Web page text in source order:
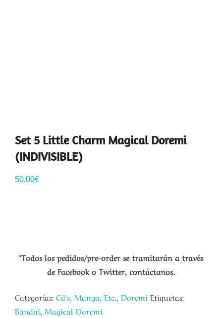
Set 5 Little Charm Magical Doremi
(INDIVISIBLE)
50,00€
*Todos los pedidos/pre-order se tramitarán a través
de Facebook o Twitter, contáctanos.
Categorías: Cd's, Manga, Etc., Doremi Etiquetas:
Bandai, Magical Doremi